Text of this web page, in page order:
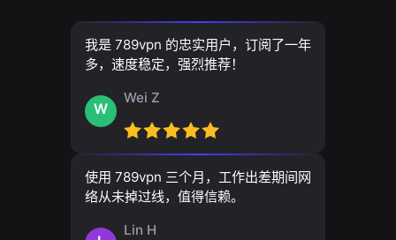
我是 789vpn 的忠实用户，订阅了一年
多，速度稳定，强烈推荐！
W
Wei Z
使用 789vpn 三个月，工作出差期间网
络从未掉过线，值得信赖。
Lin H